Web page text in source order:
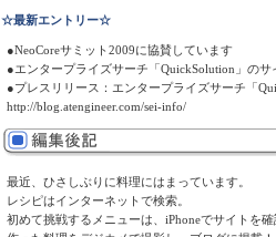
☆最新エントリー☆
●NeoCoreサミット2009に協賛しています
●エンタープライズサーチ「QuickSolution」のサ
●プレスリリース：エンタープライズサーチ「
http://blog.atengineer.com/sei-info/
最近、ひさしぶりに料理にはまっています。
レシピはインターネットで検索。
初めて挑戦するメニューは、iPhoneでサイトを